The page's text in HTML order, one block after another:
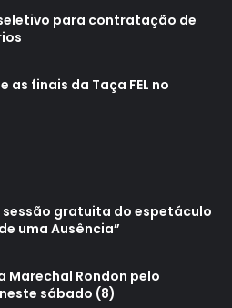
para contratação de
as finais da Taça FEL no
sessão gratuita do espetáculo
uma Ausência”
Marechal Rondon pelo
sábado (8)